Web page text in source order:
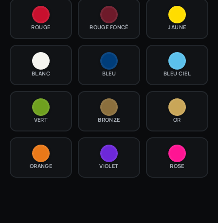
ROUGE ROUGE FONCÉ JAUNE
BLANC BLEU BLEU CIEL
VERT BRONZE OR
ORANGE VIOLET ROSE